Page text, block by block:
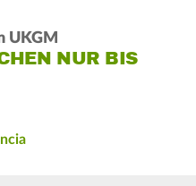
UKGM
NUR BIS